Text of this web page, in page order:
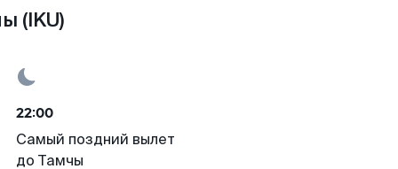
(IKU)
22:00
Самый поздний вылет
до Тамчы